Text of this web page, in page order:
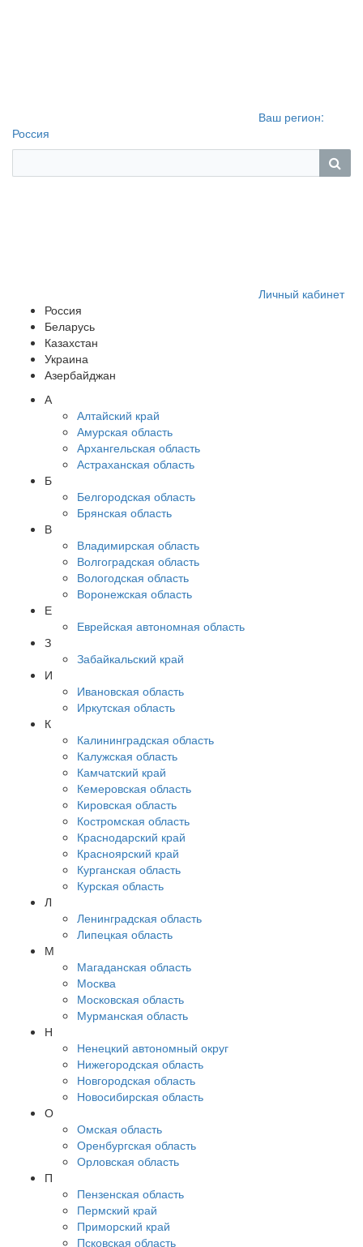
Ваш регион:
Россия
Личный кабинет
Россия
Беларусь
Казахстан
Украина
Азербайджан
А
Алтайский край
Амурская область
Архангельская область
Астраханская область
Б
Белгородская область
Брянская область
В
Владимирская область
Волгоградская область
Вологодская область
Воронежская область
Е
Еврейская автономная область
З
Забайкальский край
И
Ивановская область
Иркутская область
К
Калининградская область
Калужская область
Камчатский край
Кемеровская область
Кировская область
Костромская область
Краснодарский край
Красноярский край
Курганская область
Курская область
Л
Ленинградская область
Липецкая область
М
Магаданская область
Москва
Московская область
Мурманская область
Н
Ненецкий автономный округ
Нижегородская область
Новгородская область
Новосибирская область
О
Омская область
Оренбургская область
Орловская область
П
Пензенская область
Пермский край
Приморский край
Псковская область